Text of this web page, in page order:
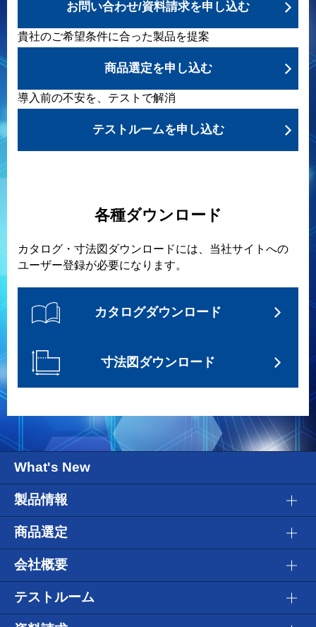
お問い合わせ/資料請求を申し込む
貴社のご希望条件に合った製品を提案
商品選定を申し込む
導入前の不安を、テストで解消
テストルームを申し込む
各種ダウンロード
カタログ・寸法図ダウンロードには、当社サイトへの
ユーザー登録が必要になります。
カタログダウンロード
寸法図ダウンロード
What's New
製品情報
商品選定
会社概要
テストルーム